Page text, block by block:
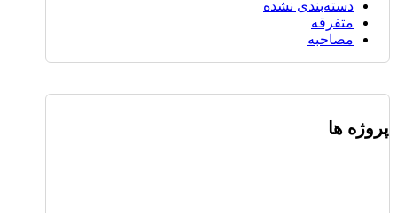
دسته‌بندی نشده
متفرقه
مصاحبه
پروژه ها